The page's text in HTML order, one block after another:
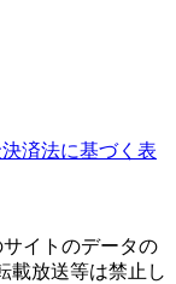
済法に基づく表
サイトのデータの
載放送等は禁止し